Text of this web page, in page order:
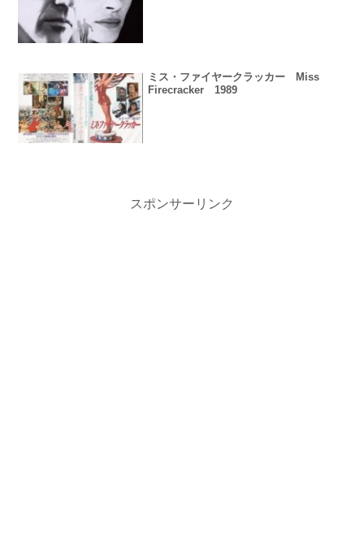
ミス・ファイヤークラッカー Miss
Firecracker 1989
スポンサーリンク